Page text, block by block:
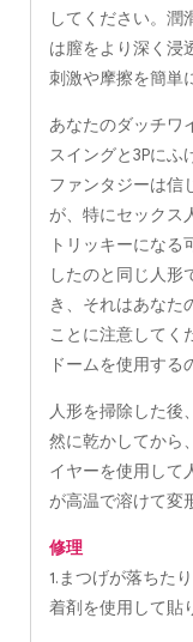
してください。潤
は膣をより深く浸
刺激や摩擦を簡単
あなたのダッチワ
スイングと3Pにふ
ファンタジーは信
が、特にセックス
トリッキーになる
したのと同じ人形
き、それはあなた
ことに注意してく
ドームを使用する
人形を掃除した後
然に乾かしてから
イヤーを使用して
が高温で溶けて変
修理
1.まつげが落ちた
着剤を使用して貼